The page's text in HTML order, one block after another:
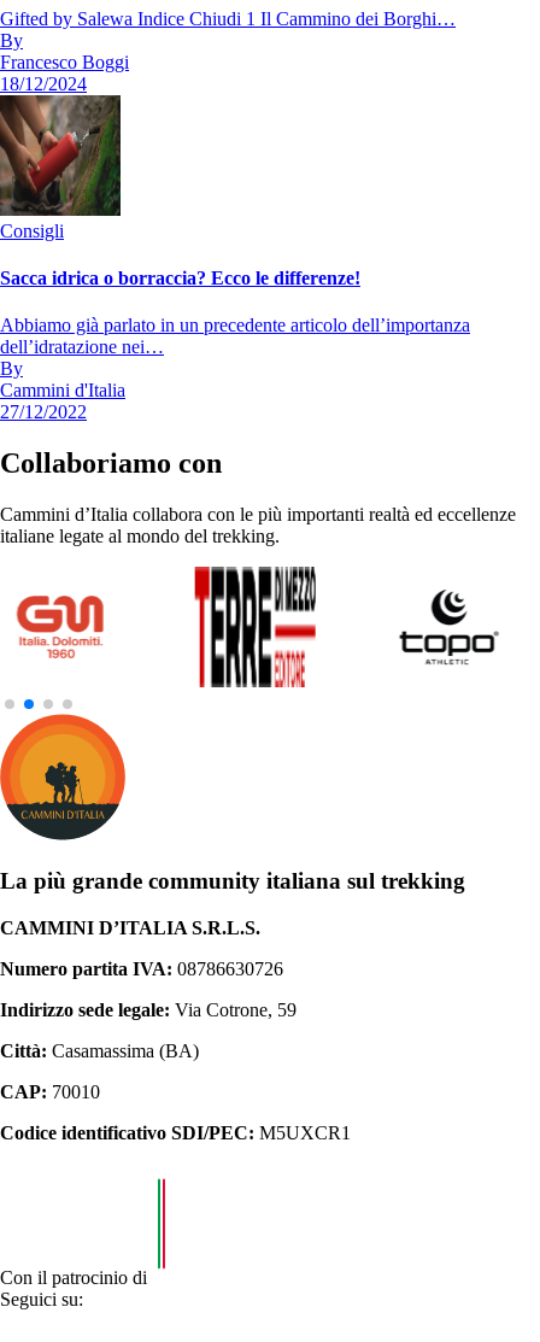
Gifted by Salewa Indice Chiudi 1 Il Cammino dei Borghi…
By
Francesco Boggi
18/12/2024
Consigli
Sacca idrica o borraccia? Ecco le differenze!
Abbiamo già parlato in un precedente articolo dell’importanza
dell’idratazione nei…
By
Cammini d'Italia
27/12/2022
Collaboriamo con
Cammini d’Italia collabora con le più importanti realtà ed eccellenze
italiane legate al mondo del trekking.
La più grande community italiana sul trekking
CAMMINI D’ITALIA S.R.L.S.
Numero partita IVA: 08786630726
Indirizzo sede legale: Via Cotrone, 59
Città: Casamassima (BA)
CAP: 70010
Codice identificativo SDI/PEC: M5UXCR1
Con il patrocinio di
Seguici su: